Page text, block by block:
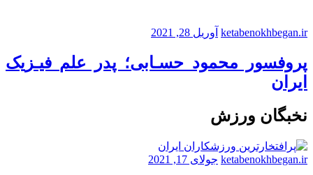
ketabenokhbegan.ir آوریل 28, 2021
پروفسور محمود حسـابی؛ پدر علم فیـزیک
ایران
نخبگان ورزش
ketabenokhbegan.ir جولای 17, 2021